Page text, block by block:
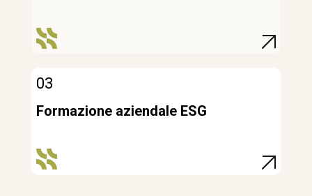
03
Formazione aziendale ESG